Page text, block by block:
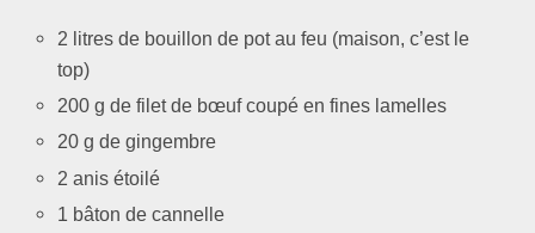
2 litres de bouillon de pot au feu (maison, c’est le
top)
200 g de filet de bœuf coupé en fines lamelles
20 g de gingembre
2 anis étoilé
1 bâton de cannelle